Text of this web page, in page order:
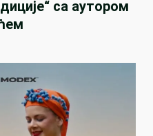
са аутором